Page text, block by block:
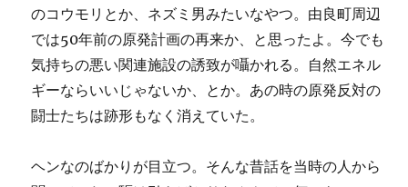
のコウモリとか、ネズミ男みたいなやつ。由良町周辺
では50年前の原発計画の再来か、と思ったよ。今でも
気持ちの悪い関連施設の誘致が囁かれる。自然エネル
ギーならいいじゃないか、とか。あの時の原発反対の
闘士たちは跡形もなく消えていた。
ヘンなのばかりが目立つ。そんな昔話を当時の人から